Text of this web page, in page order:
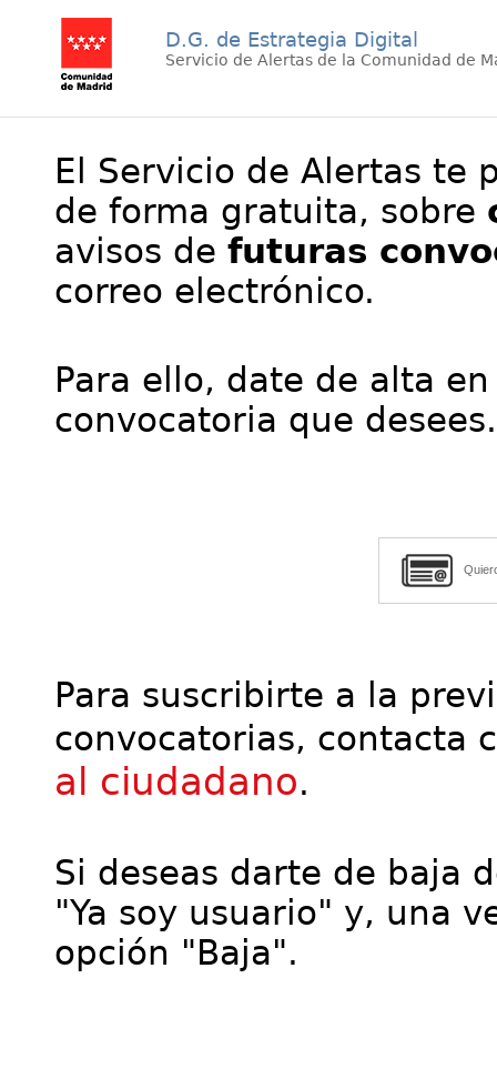
D.G. de Estrategia Digital
Servicio de Alertas de la Comunidad de
El Servicio de Alertas te
de forma gratuita, sobre
avisos de futuras
correo electrónico.
Para ello, date de alta
convocatoria que desees.
Para suscribirte a la
convocatorias, contacta
al ciudadano.
Si deseas darte de baja
"Ya soy usuario" y, una
opción "Baja".